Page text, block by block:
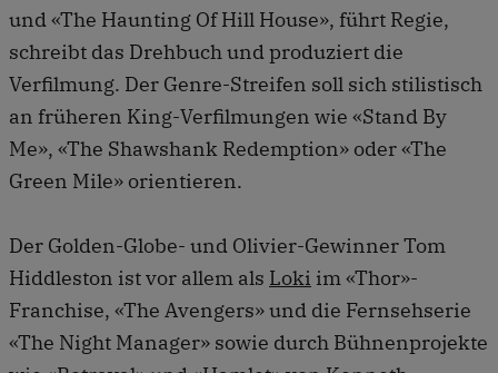
und «The Haunting Of Hill House», führt Regie,
schreibt das Drehbuch und produziert die
Verfilmung. Der Genre-Streifen soll sich stilistisch
an früheren King-Verfilmungen wie «Stand By
Me», «The Shawshank Redemption» oder «The
Green Mile» orientieren.
Der Golden-Globe- und Olivier-Gewinner Tom
Hiddleston ist vor allem als Loki im «Thor»-
Franchise, «The Avengers» und die Fernsehserie
«The Night Manager» sowie durch Bühnenprojekte